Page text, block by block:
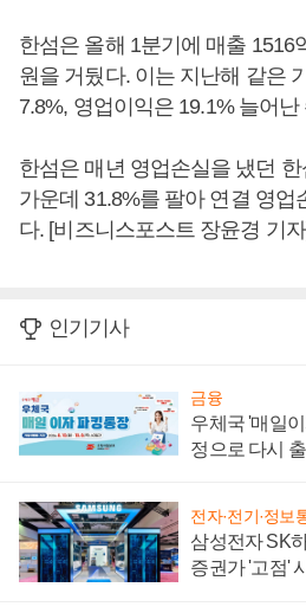
한섬은 올해 1분기에 매출 1516
원을 거뒀다. 이는 지난해 같은
7.8%, 영업이익은 19.1% 늘어난
한섬은 매년 영업손실을 냈던
가운데 31.8%를 팔아 연결 영업
다. [비즈니스포스트 장윤경 기
인기기사
금융
우체국 '매일
정으로 다시
전자·전기·정보
삼성전자 SK
증권가 '고점'